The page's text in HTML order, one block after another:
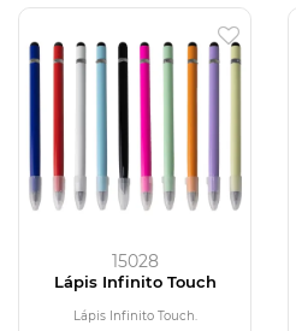
15028
Lápis Infinito Touch
Lápis Infinito Touch.